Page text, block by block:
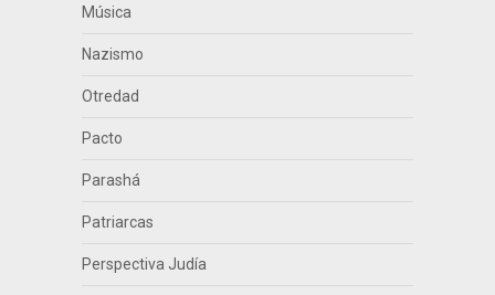
Música
Nazismo
Otredad
Pacto
Parashá
Patriarcas
Perspectiva Judía